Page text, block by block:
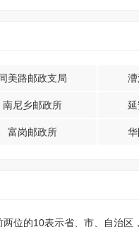
美路邮政支局
南尼乡邮政所
富岗邮政所
位的10表示省、市、自治